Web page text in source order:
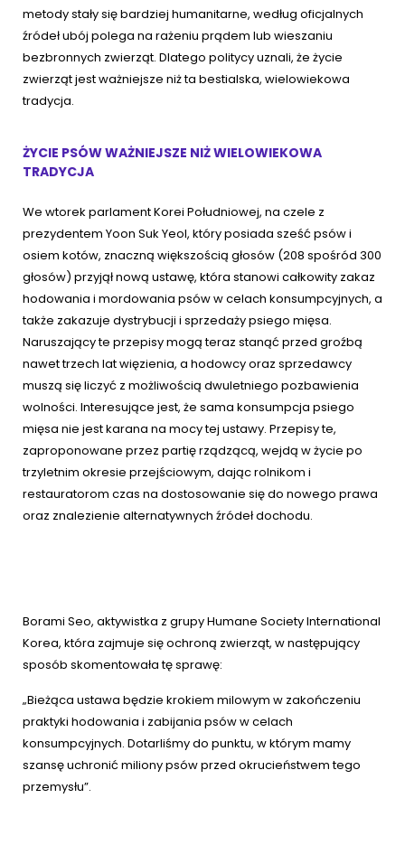
metody stały się bardziej humanitarne, według oficjalnych
źródeł ubój polega na rażeniu prądem lub wieszaniu
bezbronnych zwierząt. Dlatego politycy uznali, że życie
zwierząt jest ważniejsze niż ta bestialska, wielowiekowa
tradycja.
ŻYCIE PSÓW WAŻNIEJSZE NIŻ WIELOWIEKOWA
TRADYCJA
We wtorek parlament Korei Południowej, na czele z
prezydentem Yoon Suk Yeol, który posiada sześć psów i
osiem kotów, znaczną większością głosów (208 spośród 300
głosów) przyjął nową ustawę, która stanowi całkowity zakaz
hodowania i mordowania psów w celach konsumpcyjnych, a
także zakazuje dystrybucji i sprzedaży psiego mięsa.
Naruszający te przepisy mogą teraz stanąć przed groźbą
nawet trzech lat więzienia, a hodowcy oraz sprzedawcy
muszą się liczyć z możliwością dwuletniego pozbawienia
wolności. Interesujące jest, że sama konsumpcja psiego
mięsa nie jest karana na mocy tej ustawy. Przepisy te,
zaproponowane przez partię rządzącą, wejdą w życie po
trzyletnim okresie przejściowym, dając rolnikom i
restauratorom czas na dostosowanie się do nowego prawa
oraz znalezienie alternatywnych źródeł dochodu.
Borami Seo, aktywistka z grupy Humane Society International
Korea, która zajmuje się ochroną zwierząt, w następujący
sposób skomentowała tę sprawę:
„Bieżąca ustawa będzie krokiem milowym w zakończeniu
praktyki hodowania i zabijania psów w celach
konsumpcyjnych. Dotarliśmy do punktu, w którym mamy
szansę uchronić miliony psów przed okrucieństwem tego
przemysłu”.